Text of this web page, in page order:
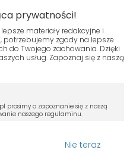
- Wszelkie prawa
na Twoim dysku zmień
swojej przeglądarki.
więcej o cookies
prywatności!
materiały redakcyjne i
potrzebujemy zgody na lepsze
do Twojego zachowania. Dzięki
usług. Zapoznaj się z naszą
prosimy o zapoznanie się z naszą
naszego regulaminu.
Rozporządzenie
679 z dnia 27 kwietnia 2016 r. w
z przetwarzaniem danych
Nie teraz